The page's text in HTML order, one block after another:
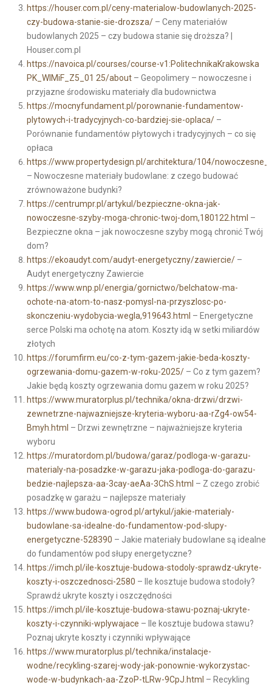
https://houser.com.pl/ceny-materialow-budowlanych-2025-
czy-budowa-stanie-sie-drozsza/– Ceny materiałów
budowlanych 2025 – czy budowa stanie się droższa? |
Houser.com.pl
https://navoica.pl/courses/course-v1:PolitechnikaKrakowska
PK_WIMiF_Z5_01 25/about– Geopolimery – nowoczesne i
przyjazne środowisku materiały dla budownictwa
https://mocnyfundament.pl/porownanie-fundamentow-
plytowych-i-tradycyjnych-co-bardziej-sie-oplaca/–
Porównanie fundamentów płytowych i tradycyjnych – co się
opłaca
https://www.propertydesign.pl/architektura/104/
– Nowoczesne materiały budowlane: z czego budować
zrównoważone budynki?
https://centrumpr.pl/artykul/bezpieczne-okna-jak-
nowoczesne-szyby-moga-chronic-twoj-dom,180122.html –
Bezpieczne okna – jak nowoczesne szyby mogą chronić Twój
dom?
https://ekoaudyt.com/audyt-energetyczny/zawiercie/–
Audyt energetyczny Zawiercie
https://www.wnp.pl/energia/gornictwo/belchatow-ma-
ochote-na-atom-to-nasz-pomysl-na-przyszlosc-po-
skonczeniu-wydobycia-wegla,919643.html – Energetyczne
serce Polski ma ochotę na atom. Koszty idą w setki miliardów
złotych
https://forumfirm.eu/co-z-tym-gazem-jakie-beda-koszty-
ogrzewania-domu-gazem-w-roku-2025/– Co z tym gazem?
Jakie będą koszty ogrzewania domu gazem w roku 2025?
https://www.muratorplus.pl/technika/okna-drzwi/drzwi-
zewnetrzne-najwazniejsze-kryteria-wyboru-aa-rZg4-ow54-
Bmyh.html – Drzwi zewnętrzne – najważniejsze kryteria
wyboru
https://muratordom.pl/budowa/garaz/podloga-w-garazu-
materialy-na-posadzke-w-garazu-jaka-podloga-do-garazu-
bedzie-najlepsza-aa-3cay-aeAa-3ChS.html – Z czego zrobić
posadzkę w garażu – najlepsze materiały
https://www.budowa-ogrod.pl/artykul/jakie-materialy-
budowlane-sa-idealne-do-fundamentow-pod-slupy-
energetyczne-528390 – Jakie materiały budowlane są idealne
do fundamentów pod słupy energetyczne?
https://imch.pl/ile-kosztuje-budowa-stodoly-sprawdz-ukryte-
koszty-i-oszczednosci-2580 – Ile kosztuje budowa stodoły?
Sprawdź ukryte koszty i oszczędności
https://imch.pl/ile-kosztuje-budowa-stawu-poznaj-ukryte-
koszty-i-czynniki-wplywajace – Ile kosztuje budowa stawu?
Poznaj ukryte koszty i czynniki wpływające
https://www.muratorplus.pl/technika/instalacje-
wodne/recykling-szarej-wody-jak-ponownie-wykorzystac-
wode-w-budynkach-aa-ZzoP-tLRw-9CpJ.html – Recykling